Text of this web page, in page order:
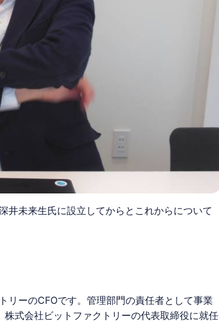
井未来生氏に設立してからとこれからについて
リーのCFOです。管理部門の責任者として事業
式会社ビットファクトリーの代表取締役に就任